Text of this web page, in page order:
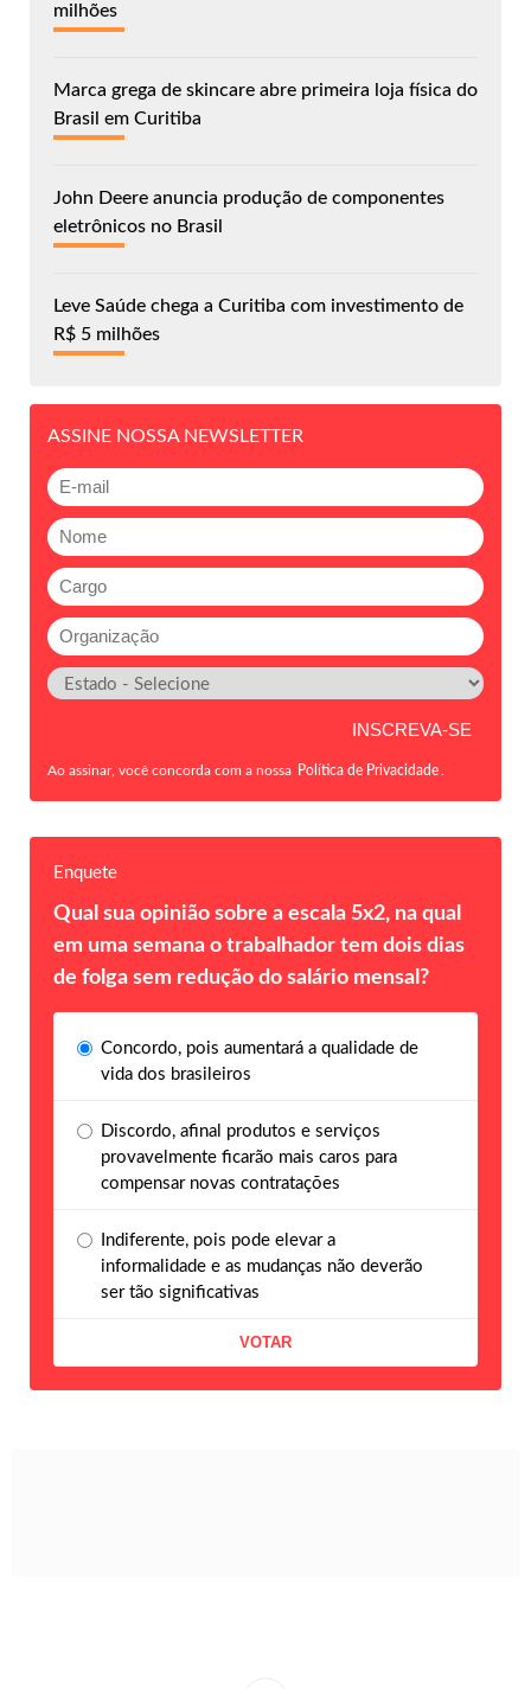
milhões
Marca grega de skincare abre primeira loja física do
Brasil em Curitiba
John Deere anuncia produção de componentes
eletrônicos no Brasil
Leve Saúde chega a Curitiba com investimento de
R$ 5 milhões
ASSINE NOSSA NEWSLETTER
Ao assinar, você concorda com a nossa Política de Privacidade
Enquete
Qual sua opinião sobre a escala 5x2, na qual
em uma semana o trabalhador tem dois dias
de folga sem redução do salário mensal?
Concordo, pois aumentará a qualidade de
vida dos brasileiros
Discordo, afinal produtos e serviços
provavelmente ficarão mais caros para
compensar novas contratações
Indiferente, pois pode elevar a
informalidade e as mudanças não deverão
ser tão significativas